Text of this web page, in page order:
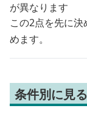
が異なります
この2点を先に
めます。
条件別に見